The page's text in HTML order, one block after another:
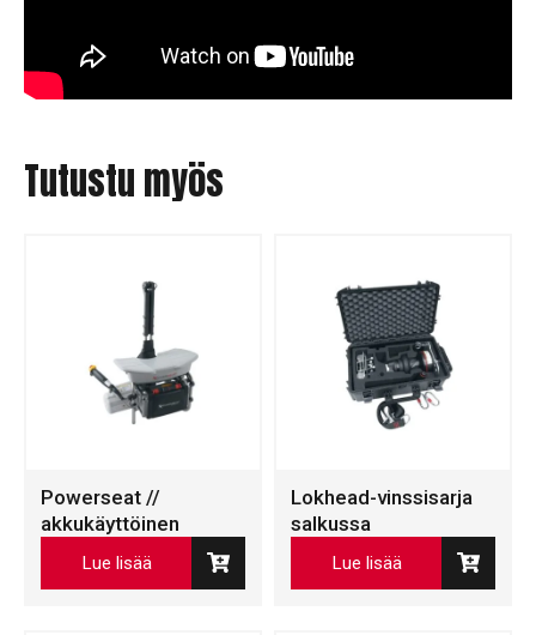
Tutustu myös
Powerseat //
akkukäyttöinen
Lue lisää
Lokhead-vinssisarja
salkussa
Lue lisää